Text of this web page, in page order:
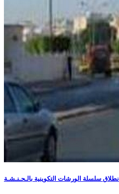
انطلاق سلسلة الورشات التكوينية بالـحـنـشـة